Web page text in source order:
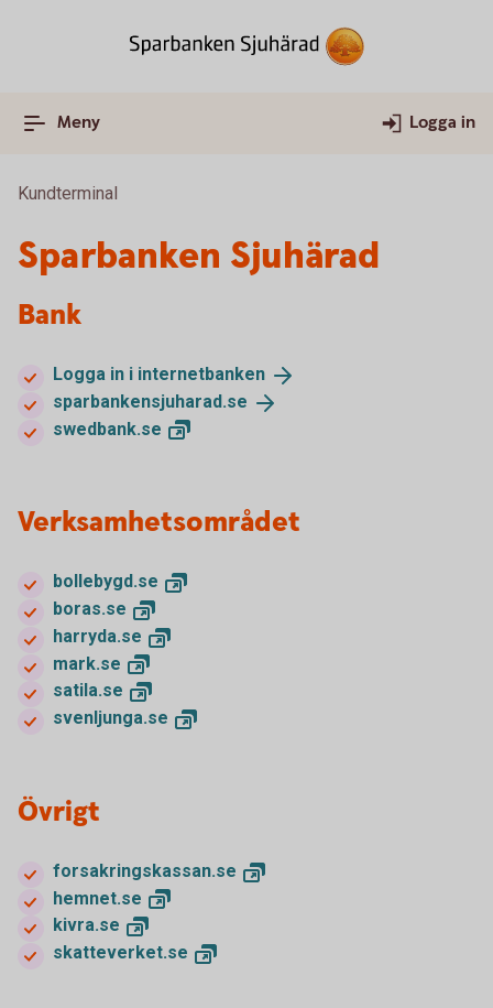
Meny Logga in
Kundterminal
Sparbanken Sjuhärad
Bank
Logga in i internetbanken
sparbankensjuharad.se
swedbank.se
Verksamhetsområdet
bollebygd.se
boras.se
harryda.se
mark.se
satila.se
svenljunga.se
Övrigt
forsakringskassan.se
hemnet.se
kivra.se
skatteverket.se